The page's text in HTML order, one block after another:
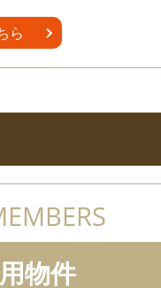
ら
物件